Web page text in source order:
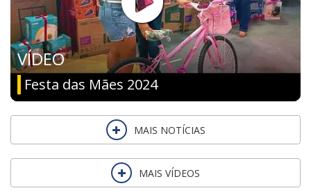
VÍDEO
Festa das Mães 2024
MAIS NOTÍCIAS
MAIS VÍDEOS